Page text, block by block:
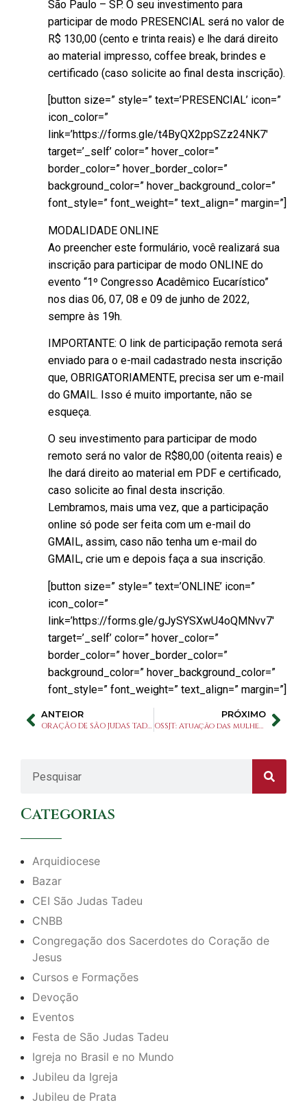
São Paulo – SP. O seu investimento para
participar de modo PRESENCIAL será no valor de
R$ 130,00 (cento e trinta reais) e lhe dará direito
ao material impresso, coffee break, brindes e
certificado (caso solicite ao final desta inscrição).
[button size=” style=” text=’PRESENCIAL’ icon=”
icon_color=”
link=’https://forms.gle/t4ByQX2ppSZz24NK7′
target=’_self’ color=” hover_color=”
border_color=” hover_border_color=”
background_color=” hover_background_color=”
font_style=” font_weight=” text_align=” margin=”]
MODALIDADE ONLINE
Ao preencher este formulário, você realizará sua
inscrição para participar de modo ONLINE do
evento “1º Congresso Acadêmico Eucarístico”
nos dias 06, 07, 08 e 09 de junho de 2022,
sempre às 19h.
IMPORTANTE: O link de participação remota será
enviado para o e-mail cadastrado nesta inscrição
que, OBRIGATORIAMENTE, precisa ser um e-mail
do GMAIL. Isso é muito importante, não se
esqueça.
O seu investimento para participar de modo
remoto será no valor de R$80,00 (oitenta reais) e
lhe dará direito ao material em PDF e certificado,
caso solicite ao final desta inscrição.
Lembramos, mais uma vez, que a participação
online só pode ser feita com um e-mail do
GMAIL, assim, caso não tenha um e-mail do
GMAIL, crie um e depois faça a sua inscrição.
[button size=” style=” text=’ONLINE’ icon=”
icon_color=”
link=’https://forms.gle/gJySYSXwU4oQMNvv7′
target=’_self’ color=” hover_color=”
border_color=” hover_border_color=”
background_color=” hover_background_color=”
font_style=” font_weight=” text_align=” margin=”]
ANTEIOR
ORAÇÃO DE SÃO JUDAS TADEU PELAS MÃES
PRÓXIMO
OSSJT: Atuação das mulheres na sociedade é tema de roda de conversa
Categorias
Arquidiocese
Bazar
CEI São Judas Tadeu
CNBB
Congregação dos Sacerdotes do Coração de
Jesus
Cursos e Formações
Devoção
Eventos
Festa de São Judas Tadeu
Igreja no Brasil e no Mundo
Jubileu da Igreja
Jubileu de Prata